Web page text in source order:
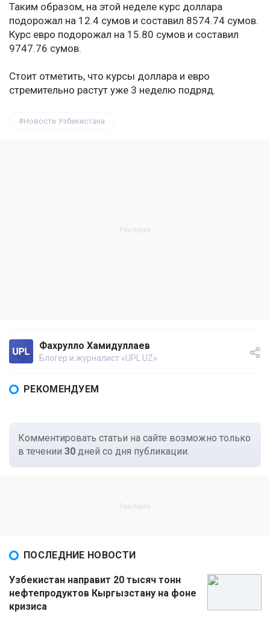
Таким образом, на этой неделе курс доллара
подорожал на 12.4 сумов и составил 8574.74 сумов.
Курс евро подорожал на 15.80 сумов и составил
9747.76 сумов.
Стоит отметить, что курсы доллара и евро
стремительно растут уже 3 неделю подряд.
Новости Узбекистана
Фахрулло Хамидуллаев
Блогер и журналист «UPL.UZ»
РЕКОМЕНДУЕМ
Комментировать статьи на сайте возможно только
в течении 30 дней со дня публикации.
ПОСЛЕДНИЕ НОВОСТИ
Узбекистан направит 20 тысяч тонн
нефтепродуктов Кыргызстану на фоне
кризиса